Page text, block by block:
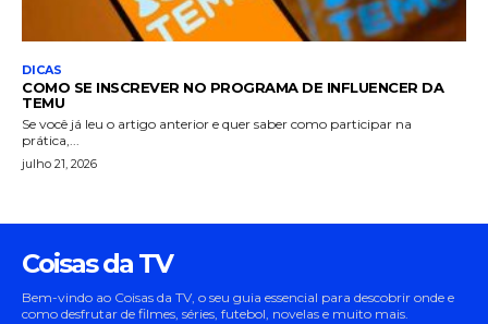
DICAS
COMO SE INSCREVER NO PROGRAMA DE INFLUENCER DA
TEMU
Se você já leu o artigo anterior e quer saber como participar na
prática,...
julho 21, 2026
Coisas da TV
Bem-vindo ao Coisas da TV, o seu guia essencial para descobrir onde e
como desfrutar de filmes, séries, futebol, novelas e muito mais.